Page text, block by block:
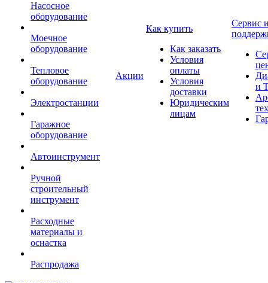
Насосное
оборудование
Моечное
оборудование
Тепловое
оборудование
Электростанции
Гаражное
оборудование
Автоинструмент
Ручной
строительный
инструмент
Расходные
материалы и
оснастка
Распродажа
Акции
Как купить
Как заказать
Условия
оплаты
Условия
доставки
Юридическим
лицам
Сервис
и